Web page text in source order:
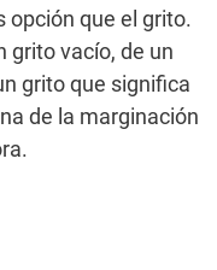
opción que el grito.
grito vacío, de un
grito que significa
de la marginación